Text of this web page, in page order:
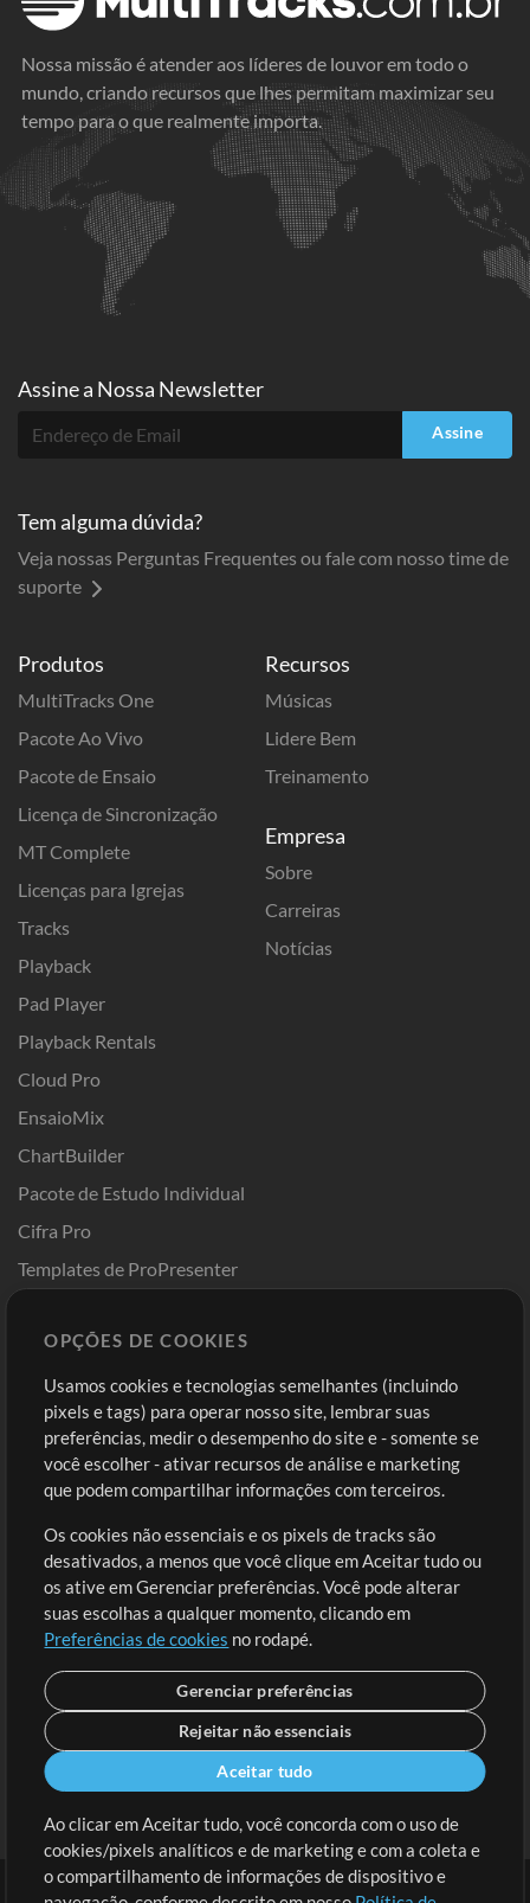
Nossa missão é atender aos líderes de louvor em todo o
mundo, criando recursos que lhes permitam maximizar seu
tempo para o que realmente importa.
Produtos
MultiTracks One
Pacote Ao Vivo
Pacote de Ensaio
Licença de Sincronização
MT Complete
Licenças para Igrejas
Tracks
Playback
Pad Player
Playback Rentals
Cloud Pro
EnsaioMix
ChartBuilder
Pacote de Estudo Individual
Cifra Pro
Templates de ProPresenter
Recursos
Músicas
Lidere Bem
Treinamento
Empresa
Sobre
Carreiras
Notícias
Comprar Créditos
Conteúdo Grátis
Solicite uma Música
Extras
Sessões
Envie seu conteúdo
Playlist
MT Conference
Entre
Cadastre-se
Ir ao carrinho
Assine a Nossa Newsletter
Assine
Tem alguma dúvida?
Veja nossas Perguntas Frequentes ou fale com nosso time de
suporte
OPÇÕES DE COOKIES
Usamos cookies e tecnologias semelhantes (incluindo
pixels e tags) para operar nosso site, lembrar suas
preferências, medir o desempenho do site e - somente se
você escolher - ativar recursos de análise e marketing
que podem compartilhar informações com terceiros.
Os cookies não essenciais e os pixels de tracks são
desativados, a menos que você clique em Aceitar tudo ou
os ative em Gerenciar preferências. Você pode alterar
suas escolhas a qualquer momento, clicando em
Preferências de cookies no rodapé.
Gerenciar preferências
Rejeitar não essenciais
Aceitar tudo
Ao clicar em Aceitar tudo, você concorda com o uso de
cookies/pixels analíticos e de marketing e com a coleta e
o compartilhamento de informações de dispositivo e